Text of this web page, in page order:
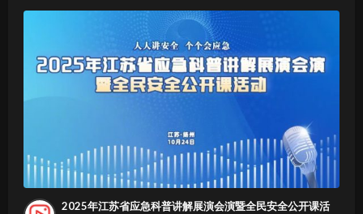
2025年江苏省应急科普讲解展演会演暨全民安全公开课活